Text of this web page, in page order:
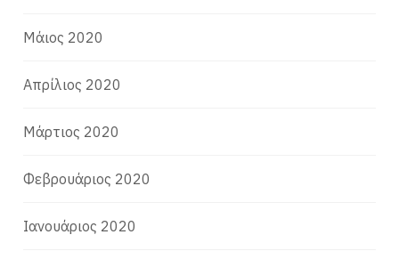
Μάιος 2020
Απρίλιος 2020
Μάρτιος 2020
Φεβρουάριος 2020
Ιανουάριος 2020